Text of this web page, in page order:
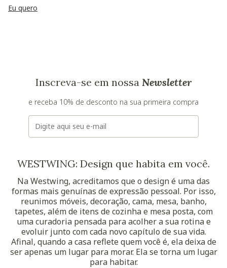
Eu quero
Inscreva-se em nossa Newsletter
e receba 10% de desconto na sua primeira compra
E-mail
WESTWING: Design que habita em você.
Na Westwing, acreditamos que o design é uma das
formas mais genuínas de expressão pessoal. Por isso,
reunimos móveis, decoração, cama, mesa, banho,
tapetes, além de itens de cozinha e mesa posta, com
uma curadoria pensada para acolher a sua rotina e
evoluir junto com cada novo capítulo de sua vida.
Afinal, quando a casa reflete quem você é, ela deixa de
ser apenas um lugar para morar. Ela se torna um lugar
para habitar.